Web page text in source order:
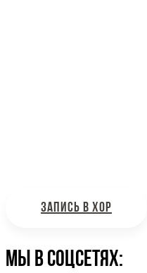
ЗАПИСЬ В ХОР
Мы в соцсетях: